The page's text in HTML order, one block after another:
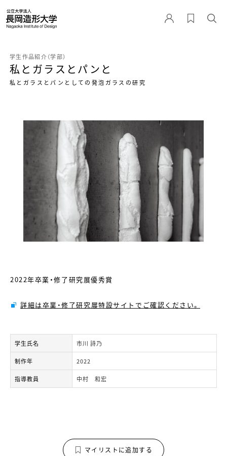
学生作品紹介（学部）
私とガラスとパンと
私とガラスとパンとしての発泡ガラスの研究
2022年卒業・修了研究展優秀賞
詳細は卒業・修了研究展特設サイトでご確認ください。
学生氏名 市川 詩乃
制作年 2022
指導教員 中村 和宏
マイリストに追加する